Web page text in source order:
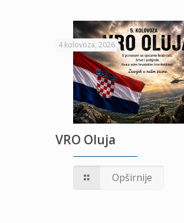
4 kolovoza, 2026
VRO Oluja
Opširnije